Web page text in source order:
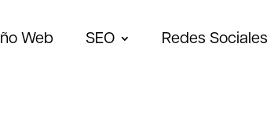
Web SEO Redes Sociales